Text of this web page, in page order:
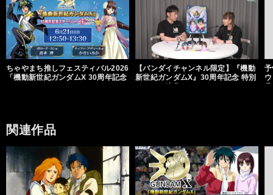
ちゃやまち推しフェスティバル2026
「機動新世紀ガンダムX 30周年記念
【バンダイチャンネル限定】『機動
新世紀ガンダムX』30周年記念 特別
関連作品